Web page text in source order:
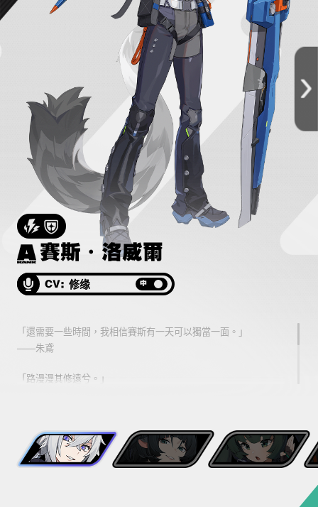
賽斯·洛威爾
CV: 修缘 中
「還需要一些時間，我相信賽斯有一天可以獨當一面。」
——朱鳶
「路漫漫其修遠兮。」
——一位「罪犯」(？)
「啊……你不知道嗎？他可是出了名的關係戶……」
簡·杜
CV: 曾彤 中
「弗蘭克啊……的確是一位不可多得的紳士，連吃泡麵都很優
雅。」
——爽快接受調查的便利商店老闆
「我們這裡有一百個凱莉。很忙，要找人自己來找。」
青衣
CV: 皛四白 中
「前輩的從容是需要靠豐富的人生智慧堆砌的！」
——朱鳶
「青衣前輩嗎？坐在那裡。那縷灼熱的水汽，是她的狼煙。」
——帶著失而復得喜悅（？）的民眾
「如此看來，閣下真是，既知公理，也識時務。」
朱鳶
CV: Mace 中
「我那個優秀的女兒啊，去菜市場都想帶著！」
——選自媽媽的第148條語音
——宛如後輩的前輩
「現在叫隊長，以後可是要叫局長哦~」
——夜班首席代表